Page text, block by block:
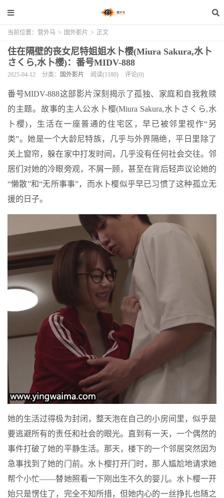
当前位置： 营外马 > 国外影片 > 正文
住在隔壁的丧女尼特姐姐水卜樱(Miura Sakura,水卜
さくら,水卜櫻)：番号MIDV-888
2025-04-12 分类： 国外影片 阅读(1180) 评论(0)
番号MIDV-888这部影片深刻揭示了孤独、家庭和自我救赎
的主题。故事的主人公水卜樱(Miura Sakura,水卜さくら,水
卜櫻)，生活在一座普通的住宅区，早已被邻里视作“另
类”。她是一个大龄尼特族，几乎与外界隔绝，平日里除了
关上窗帘，躲在家中打发时间，几乎没有任何社会交往。邻
居们对她的冷眼旁观，不屑一顾，甚至在背后轻声议论她的
“懒散”和“无所事事”，而水卜樱似乎早已习惯了这种孤立无
援的日子。
她的生活过得极为封闭，整天泡在自己的小房间里，似乎是
要逃避所有的责任和社会的眼光。直到有一天，一个偶然的
事件打破了她的平静生活。那天，楼下的一个邻居突然因为
急事找到了她的门前。水卜樱打开门时，那人尴尬地请求她
帮个小忙——替她照看一下刚出生不久的婴儿。水卜樱一开
始只是愣住了，完全不知所措，但她内心的一丝挣扎也随之